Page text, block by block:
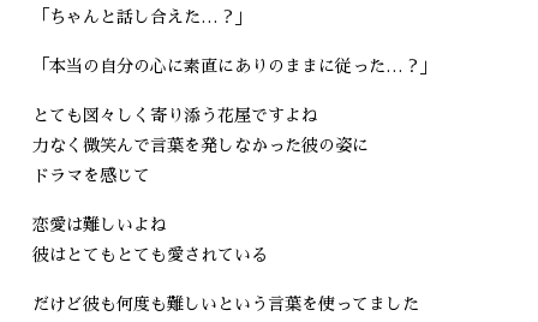
「ちゃんと話し合えた…？」
「本当の自分の心に素直にありのままに従った…？」
とても図々しく寄り添う花屋ですよね
力なく微笑んで言葉を発しなかった彼の姿に
ドラマを感じて
恋愛は難しいよね
彼はとてもとても愛されている
だけど彼も何度も難しいという言葉を使ってました